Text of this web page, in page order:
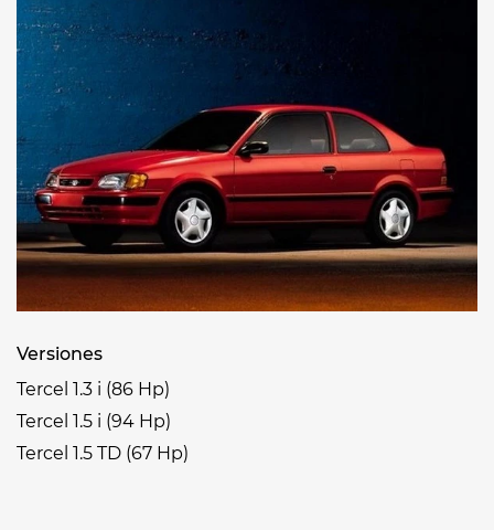
Versiones
Tercel 1.3 i (86 Hp)
Tercel 1.5 i (94 Hp)
Tercel 1.5 TD (67 Hp)